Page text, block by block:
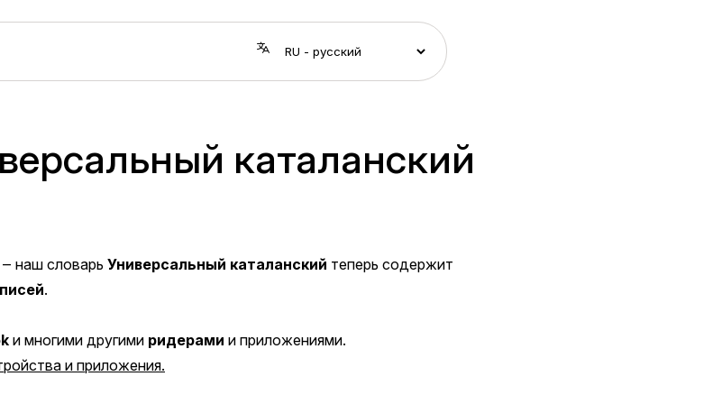
каталанский
‒ наш словарь Универсальный каталанский теперь содержит
.
и многими другими ридерами и приложениями.
и приложения.